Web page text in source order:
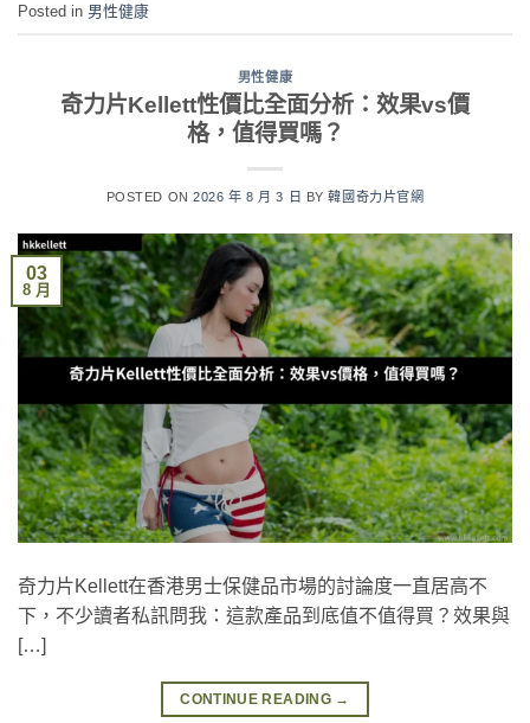
Posted in 男性健康
男性健康
奇力片Kellett性價比全面分析：效果vs價
格，值得買嗎？
POSTED ON2026 年 8 月 3 日 BY韓國奇力片官網
03
8 月
奇力片Kellett在香港男士保健品市場的討論度一直居高不
下，不少讀者私訊問我：這款產品到底值不值得買？效果與
[…]
CONTINUE READING →